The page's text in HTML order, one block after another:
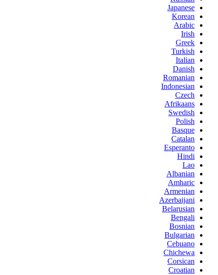
Japanese
Korean
Arabic
Irish
Greek
Turkish
Italian
Danish
Romanian
Indonesian
Czech
Afrikaans
Swedish
Polish
Basque
Catalan
Esperanto
Hindi
Lao
Albanian
Amharic
Armenian
Azerbaijani
Belarusian
Bengali
Bosnian
Bulgarian
Cebuano
Chichewa
Corsican
Croatian